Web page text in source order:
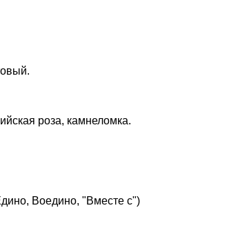
роза, камнеломка.
Воедино, "Вместе с")